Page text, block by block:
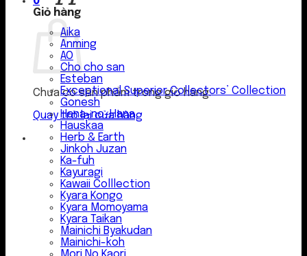
Giỏ hàng
Chưa có sản phẩm trong giỏ hàng.
Quay trở lại cửa hàng
Aika
Anming
AO
Cho cho san
Esteban
Exceptional Superior Collectors’ Collection
Gonesh
Hana-no-Hana
Hauskaa
Herb & Earth
Jinkoh Juzan
Ka-fuh
Kayuragi
Kawaii Colllection
Kyara Kongo
Kyara Momoyama
Kyara Taikan
Mainichi Byakudan
Mainichi-koh